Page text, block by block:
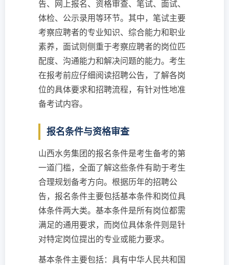
告、网上报名、资格审查、笔试、面试、
体检、公示录用等环节。其中，笔试主要
考察应聘者的专业知识、综合能力和职业
素养，面试则侧重于考察应聘者的岗位匹
配度、沟通能力和解决问题的能力。考生
在报考前应仔细阅读招聘公告，了解各岗
位的具体要求和招聘流程，有针对性地准
备考试内容。
报名条件与资格审查
山西水务集团的报名条件是考生备考的第
一道门槛，全面了解这些条件有助于考生
合理规划备考方向。根据历年的招聘公
告，报名条件主要包括基本条件和岗位具
体条件两大类。基本条件是所有岗位都需
满足的通用要求，而岗位具体条件则是针
对特定岗位提出的专业或能力要求。
基本条件主要包括：具有中华人民共和国